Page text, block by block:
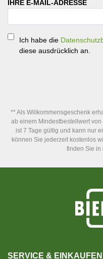
IHRE E-MAIL-ADRESSE
Ich habe die
diese ausdrücklich an.
** Als Willkommensgeschenk
ab einem Mindestbestellwert
ist 7 Tage gültig und kann nur
können Sie jederzeit kostenlos
finden Sie in
SERVICE & EINKAUFEN